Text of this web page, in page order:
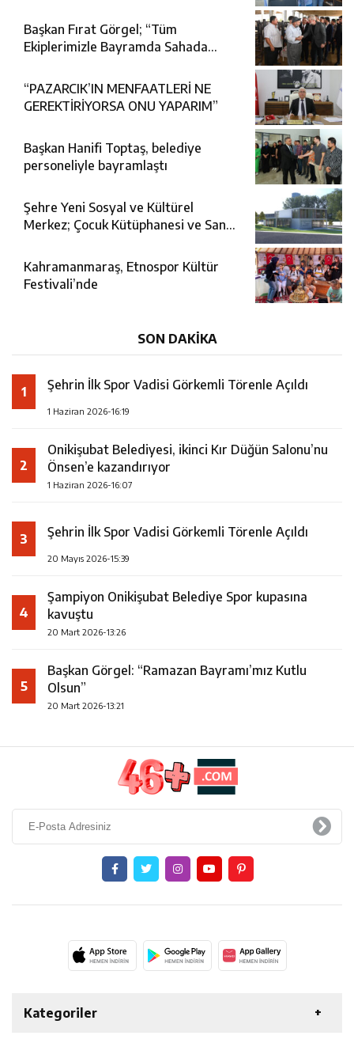
Başkan Fırat Görgel; “Tüm
Ekiplerimizle Bayramda Sahada
“PAZARCIK’IN MENFAATLERİ NE
GEREKTİRİYORSA ONU YAPARIM”
Başkan Hanifi Toptaş, belediye
personeliyle bayramlaştı
Şehre Yeni Sosyal ve Kültürel
Merkez; Çocuk Kütüphanesi ve Sanat
Kahramanmaraş, Etnospor Kültür
Festivali’nde
SON DAKİKA
1 Şehrin İlk Spor Vadisi Görkemli Törenle Açıldı
1 Haziran 2026-16:19
2
Onikişubat Belediyesi, ikinci Kır Düğün Salonu’nu
Önsen’e kazandırıyor
1 Haziran 2026-16:07
3 Şehrin İlk Spor Vadisi Görkemli Törenle Açıldı
20 Mayıs 2026-15:39
4
Şampiyon Onikişubat Belediye Spor kupasına
kavuştu
20 Mart 2026-13:26
5
Başkan Görgel: “Ramazan Bayramı’mız Kutlu
Olsun”
20 Mart 2026-13:21
Kategoriler